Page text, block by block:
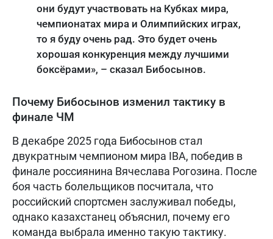
они будут участвовать на Кубках мира,
чемпионатах мира и Олимпийских играх,
то я буду очень рад. Это будет очень
хорошая конкуренция между лучшими
боксёрами», – сказал Бибосынов.
Почему Бибосынов изменил тактику в
финале ЧМ
В декабре 2025 года Бибосынов стал
двукратным чемпионом мира IBA, победив в
финале россиянина Вячеслава Рогозина. После
боя часть болельщиков посчитала, что
российский спортсмен заслуживал победы,
однако казахстанец объяснил, почему его
команда выбрала именно такую тактику.